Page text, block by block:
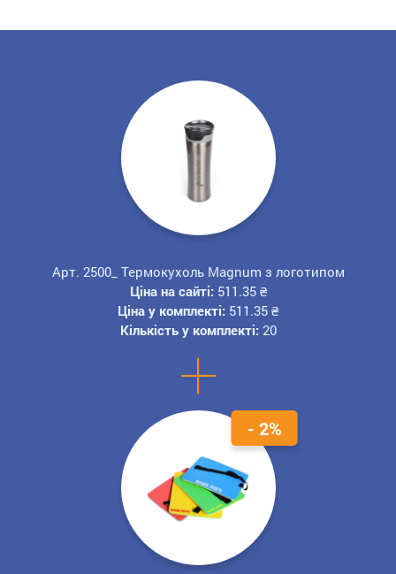
+
Арт. 2500_ Термокухоль Magnum з логотипом
Ціна на сайті: 511.35 ₴
Ціна у комплекті: 511.35 ₴
Кількість у комплекті: 20
- 2%